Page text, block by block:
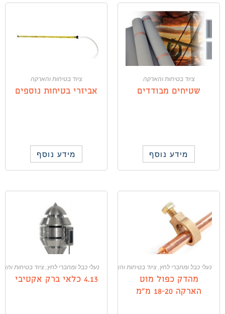
ציוד בטיחות והארקה
שטיחים מבודדים
מידע נוסף
ציוד בטיחות והארקה
אביזרי בטיחות נוספים
מידע נוסף
נעלי כבל ומחברי לחץ,ציוד בטיחות והארקה
מהדק כפול מוט
הארקה 18-20 מ"מ
נעלי כבל ומחברי לחץ,ציוד בטיחות
4.13 כלאי ברק אקטיבי